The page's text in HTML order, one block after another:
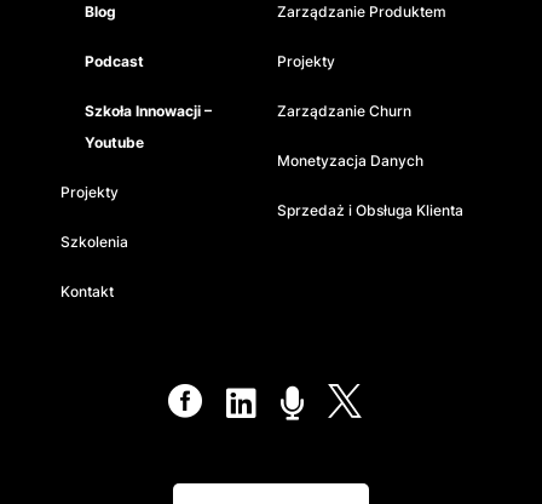
Blog
Podcast
Szkoła Innowacji –
Youtube
Projekty
Szkolenia
Kontakt
Zarządzanie Produktem
Projekty
Zarządzanie Churn
Monetyzacja Danych
Sprzedaż i Obsługa Klienta
   